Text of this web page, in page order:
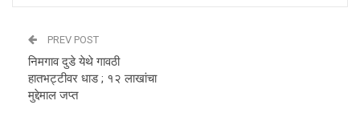
PREV POST
निमगाव दुडे येथे गावठी
हातभट्टीवर धाड ; १२ लाखांचा
मुद्देमाल जप्त